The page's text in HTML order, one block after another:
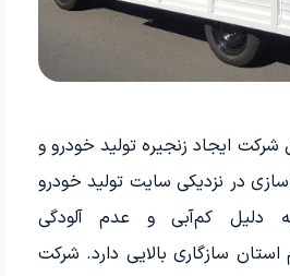
ایجاد زنجیره تولید خودرو و
در نزدیکی سایت تولید خودرو
دلیل کم‌آبی و عدم آلودگی
سازگاری بالایی دارد. شرکت